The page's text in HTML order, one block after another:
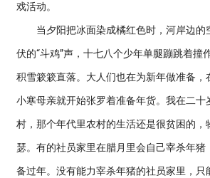
戏活动。
当夕阳把冰面染成橘红色时，河岸边的
伏的“斗鸡”声，十七八个少年单腿蹦跳着撞
积雪簌簌直落。大人们也在为新年做准备，
小寒母亲就开始张罗着准备年货。我在二十
村，那个年代里农村的生活还是很贫困的，
瑟。有的社员家里在腊月里会自己宰杀年猪
备过年。没有能力宰杀年猪的社员家里，只